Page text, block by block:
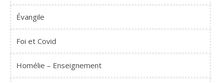
Évangile
Foi et Covid
Homélie – Enseignement